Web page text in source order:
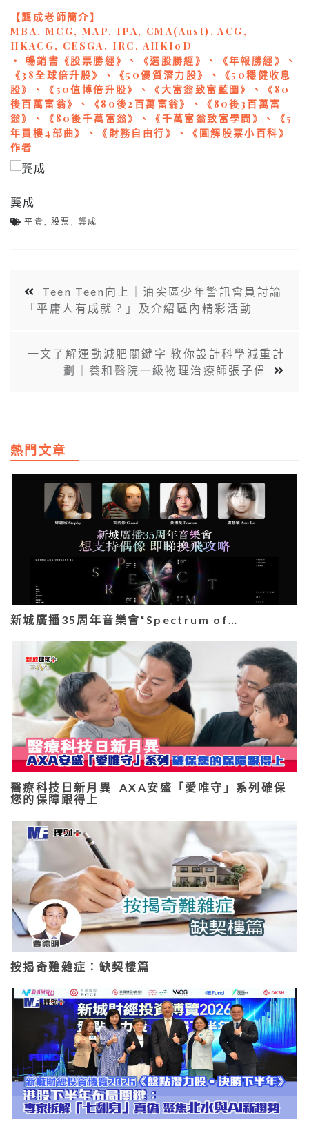
【龔成老師簡介】
MBA, MCG, MAP, IPA, CMA(Aust), ACG,
HKACG, CESGA, IRC, AHKIoD
‧ 暢銷書《股票勝經》、《選股勝經》、《年報勝經》、
《38全球倍升股》、《50優質潛力股》、《50穩健收息
股》、《50值博倍升股》、《大富翁致富藍圖》、《80
後百萬富翁》、《80後2百萬富翁》、《80後3百萬富
翁》、《80後千萬富翁》、《千萬富翁致富學問》、《5
年買樓4部曲》、《財務自由行》、《圖解股票小百科》
作者
龔成
平貴 ,股票 龔成
Teen Teen向上｜油尖區少年警訊會員討論
「平庸人有成就？」及介紹區內精彩活動
一文了解運動減肥關鍵字 教你設計科學減重計
劃｜養和醫院一級物理治療師張子偉
熱門文章
新城廣播35周年音樂會“Spectrum of…
醫療科技日新月異 AXA安盛「愛唯守」系列確保
您的保障跟得上
按揭奇難雜症：缺契樓篇